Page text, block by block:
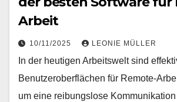
Arbeit
10/11/2025 LEONIE MÜLLER
In der heutigen Arbeitswelt sind
Benutzeroberflächen für Remote-
um eine reibungslose Kommunikation